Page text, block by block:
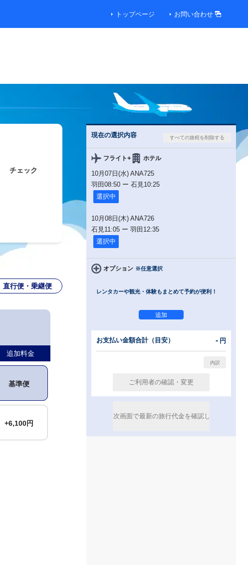
トップページ お問い合わせ
チェック
直行便・乗継便
追加料金
基準便
+6,100円
現在の選択内容
フライト+ ホテル
10月07日(水) ANA725
羽田 08:50 ー 石見10:25
選択中
10月08日(木) ANA726
石見11:05 ー 羽田 12:35
選択中
オプション ※任意選択
レンタカーや観光・体験もまとめて予約が便利！
お支払い金額合計（目安） - 円